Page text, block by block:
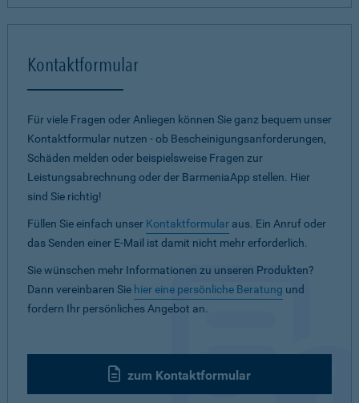
Kontaktformular
Für viele Fragen oder Anliegen können Sie ganz bequem unser
Kontaktformular nutzen - ob Bescheinigungsanforderungen,
Schäden melden oder beispielsweise Fragen zur
Leistungsabrechnung oder der BarmeniaApp stellen. Hier
sind Sie richtig!
Füllen Sie einfach unser Kontaktformular aus. Ein Anruf oder
das Senden einer E-Mail ist damit nicht mehr erforderlich.
Sie wünschen mehr Informationen zu unseren Produkten?
Dann vereinbaren Sie hier eine persönliche Beratung und
fordern Ihr persönliches Angebot an.
zum Kontaktformular